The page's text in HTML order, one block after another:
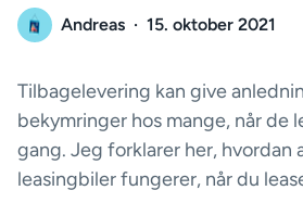
Andreas · 15. oktober 2021
Tilbagelevering kan give
bekymringer hos mange, når de
gang. Jeg forklarer her, hvordan
leasingbiler fungerer, når du